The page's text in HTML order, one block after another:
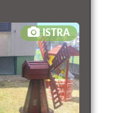
ISTRA